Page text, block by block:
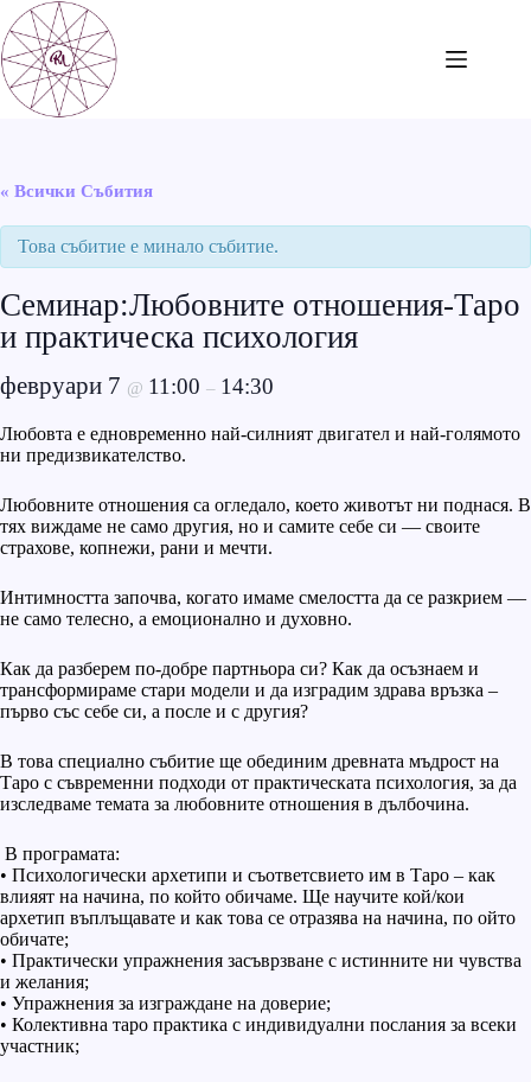
Skip
to
content
« Всички Събития
Това събитие е минало събитие.
Семинар:Любовните отношения-Таро
и практическа психология
февруари 7 @ 11:00 – 14:30
Любовта е едновременно най-силният двигател и най-голямото
ни предизвикателство.
Любовните отношения са огледало, което животът ни поднася. В
тях виждаме не само другия, но и самите себе си — своите
страхове, копнежи, рани и мечти.
Интимността започва, когато имаме смелостта да се разкрием —
не само телесно, а емоционално и духовно.
Как да разберем по-добре партньора си? Как да осъзнаем и
трансформираме стари модели и да изградим здрава връзка –
първо със себе си, а после и с другия?
В това специално събитие ще обединим древната мъдрост на
Таро с съвременни подходи от практическата психология, за да
изследваме темата за любовните отношения в дълбочина.
В програмата:
• Психологически архетипи и съответсвието им в Таро – как
влияят на начина, по който обичаме. Ще научите кой/кои
архетип въплъщавате и как това се отразява на начина, по ойто
обичате;
• Практически упражнения засъврзване с истинните ни чувства
и желания;
• Упражнения за изграждане на доверие;
• Колективна таро практика с индивидуални послания за всеки
участник;